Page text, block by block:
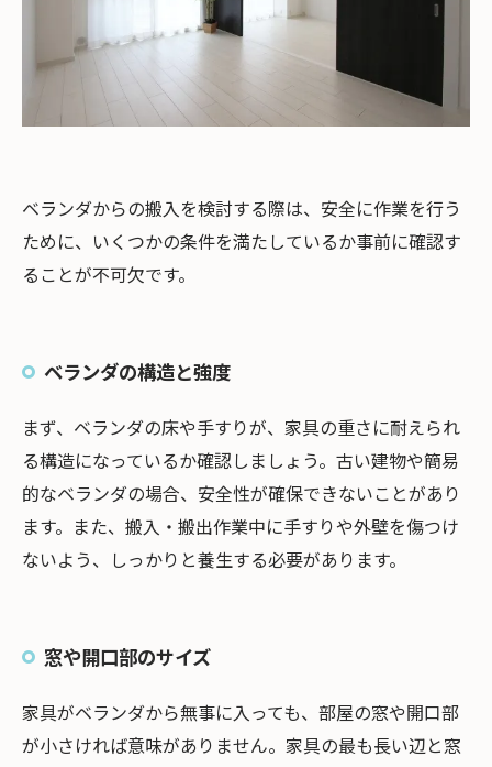
ベランダからの搬入を検討する際は、安全に作業を行う
ために、いくつかの条件を満たしているか事前に確認す
ることが不可欠です。
ベランダの構造と強度
まず、ベランダの床や手すりが、家具の重さに耐えられ
る構造になっているか確認しましょう。古い建物や簡易
的なベランダの場合、安全性が確保できないことがあり
ます。また、搬入・搬出作業中に手すりや外壁を傷つけ
ないよう、しっかりと養生する必要があります。
窓や開口部のサイズ
家具がベランダから無事に入っても、部屋の窓や開口部
が小さければ意味がありません。家具の最も長い辺と窓